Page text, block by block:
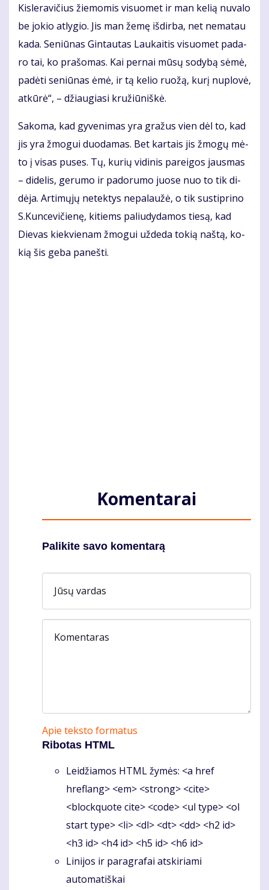
Kis­le­ra­vi­čius žie­mo­mis vi­suo­met ir man ke­lią nu­va­lo
be jo­kio at­ly­gio. Jis man že­mę iš­dir­ba, net ne­ma­tau
ka­da. Se­niū­nas Gin­tau­tas Lau­kai­tis vi­suo­met pa­da­
ro tai, ko pra­šo­mas. Kai per­nai mū­sų so­dy­bą sė­mė,
pa­dė­ti se­niū­nas ėmė, ir tą ke­lio ruo­žą, ku­rį nu­plo­vė,
at­kū­rė“, – džiau­gia­si kru­žiū­niš­kė.
Sa­ko­ma, kad gy­ve­ni­mas yra gra­žus vien dėl to, kad
jis yra žmo­gui duo­da­mas. Bet kar­tais jis žmo­gų mė­
to į vi­sas pu­ses. Tų, ku­rių vi­di­nis pa­rei­gos jaus­mas
– di­de­lis, ge­ru­mo ir pa­do­ru­mo juo­se nuo to tik di­
dė­ja. Ar­ti­mų­jų ne­tek­tys ne­pa­lau­žė, o tik su­stip­ri­no
S.Kun­ce­vi­čie­nę, ki­tiems pa­liu­dy­da­mos tie­są, kad
Die­vas kiek­vie­nam žmo­gui už­de­da to­kią naš­tą, ko­
kią šis ge­ba pa­neš­ti.
Komentarai
Palikite savo komentarą
Jūsų vardas
Komentaras
Apie teksto formatus
Ribotas HTML
Leidžiamos HTML žymės: <a href
hreflang> <em> <strong> <cite>
<blockquote cite> <code> <ul type> <ol
start type> <li> <dl> <dt> <dd> <h2 id>
<h3 id> <h4 id> <h5 id> <h6 id>
Linijos ir paragrafai atskiriami
automatiškai